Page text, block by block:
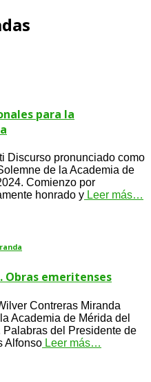
para la
Discurso pronunciado como
de la Academia de
Comienzo por
honrado y Leer más…
Obras emeritenses
Contreras Miranda
Academia de Mérida del
del Presidente de
Alfonso Leer más…